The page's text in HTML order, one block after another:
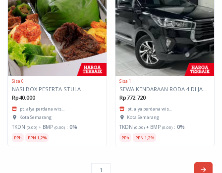
Sisa 0
NASI BOX PESERTA STULA
Rp40.000
pt. alya perdana wis...
Kota Semarang
TKDN (0.00) + BMP (0.00) : 0%
PPh PPN 1,2%
Sisa 1
Rp772.720
pt. alya perdana wis...
Kota Semarang
TKDN (0.00) + BMP (0.00) : 0%
PPh PPN 1,2%